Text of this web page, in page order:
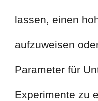
lassen, einen
aufzuweisen
Parameter für
Experimente zu